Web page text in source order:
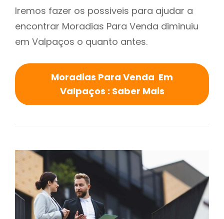
Iremos fazer os possiveis para ajudar a
encontrar Moradias Para Venda diminuiu
em Valpaços o quanto antes.
Moradias Para Venda Em
Valpaços : Saber Mais